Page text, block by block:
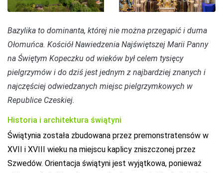
Bazylika to dominanta, której nie można przegapić i duma
Ołomuńca. Kościół Nawiedzenia Najświętszej Marii Panny
na Świętym Kopeczku od wieków był celem tysięcy
pielgrzymów i do dziś jest jednym z najbardziej znanych i
najczęściej odwiedzanych miejsc pielgrzymkowych w
Republice Czeskiej.
Historia i architektura świątyni
Świątynia została zbudowana przez premonstratensów w
XVII i XVIII wieku na miejscu kaplicy zniszczonej przez
Szwedów. Orientacja świątyni jest wyjątkowa, ponieważ